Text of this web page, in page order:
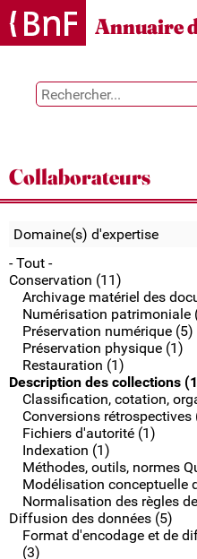
Gestion des cookies
Annuaire
Collaborateurs
Domaine(s) d'expertise
- Tout -
Conservation (11)
Archivage matériel des
Numérisation patrimoniale
Préservation numérique (5)
Préservation physique (1)
Restauration (1)
Description des collections
Classification, cotation,
Conversions rétrospectives
Fichiers d'autorité (1)
Indexation (1)
Méthodes, outils, normes
Modélisation conceptuelle
Normalisation des règles
Diffusion des données (5)
Format d'encodage et de
(3)